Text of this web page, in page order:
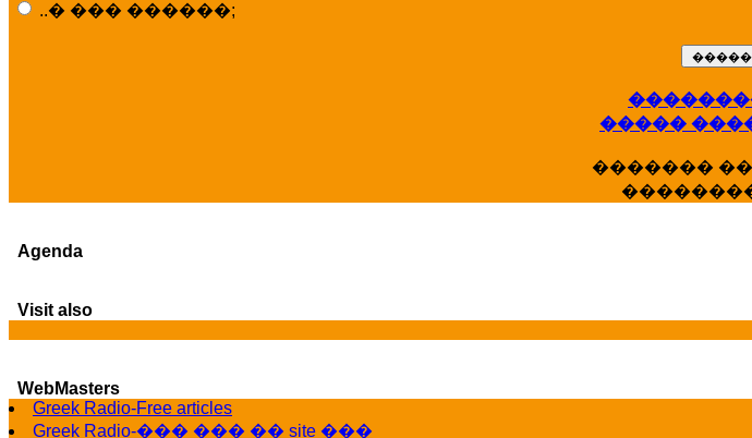
..� ��� ������;
�����
�������
Agenda
Visit also
WebMasters
Greek Radio-Free articles
Greek Radio-��� ��� �� site ���